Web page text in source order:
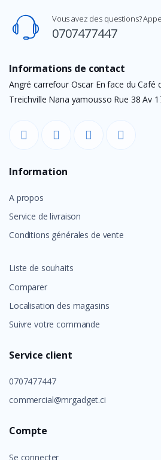
Vous avez des questions?
0707477447
Informations de contact
Angré carrefour Oscar En face du Café
Treichville Nana yamousso Rue 38 Av
Information
A propos
Service de livraison
Conditions générales de vente
Liste de souhaits
Comparer
Localisation des magasins
Suivre votre commande
Service client
0707477447
commercial@mrgadget.ci
Compte
Se connecter